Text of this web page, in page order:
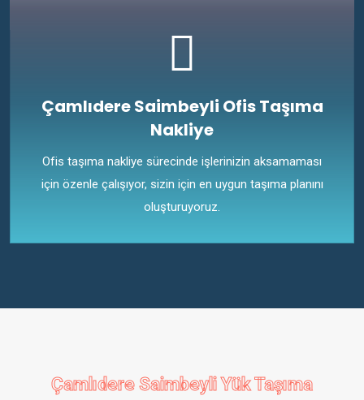
Çamlıdere Saimbeyli Ofis Taşıma
Nakliye
Ofis taşıma nakliye sürecinde işlerinizin aksamaması
için özenle çalışıyor, sizin için en uygun taşıma planını
oluşturuyoruz.
Çamlıdere Saimbeyli Yük Taşıma